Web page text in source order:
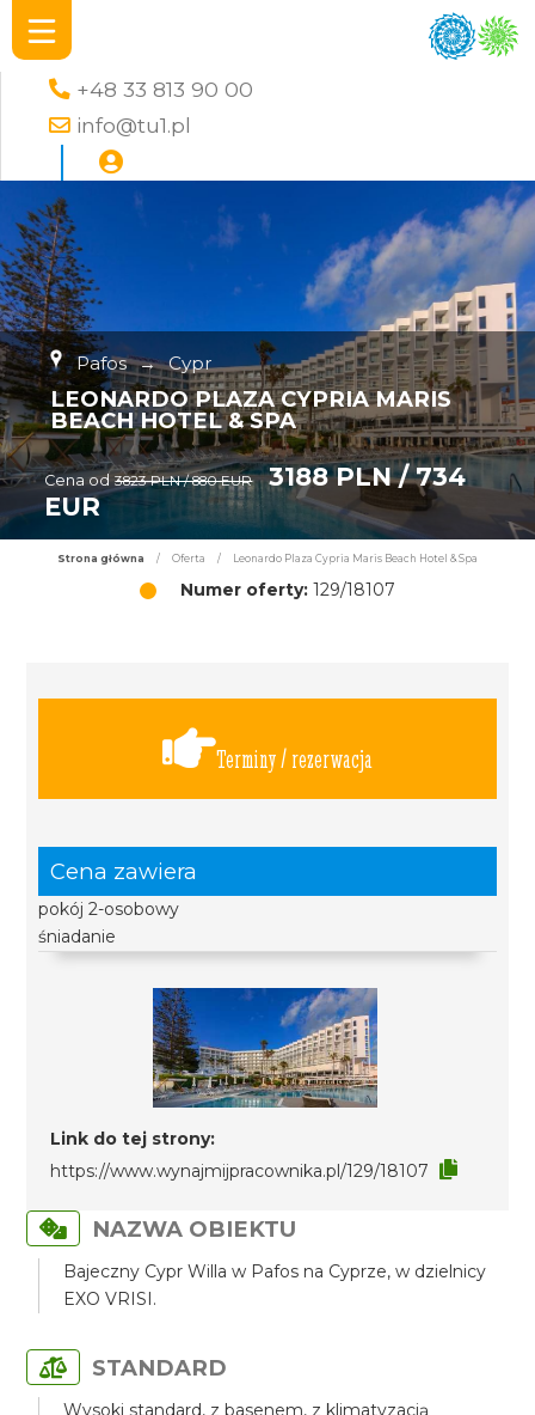
+48 33 813 90 00
info@tu1.pl
Pafos → Cypr
LEONARDO PLAZA CYPRIA MARIS
BEACH HOTEL & SPA
Cena od 3823 PLN / 880 EUR
3188 PLN / 734
EUR
Strona główna / Oferta / Leonardo Plaza Cypria Maris Beach Hotel & Spa
Numer oferty: 129/18107
Terminy / rezerwacja
Cena zawiera
pokój 2-osobowy
śniadanie
Link do tej strony:
https://www.wynajmijpracownika.pl/129/18107
NAZWA OBIEKTU
Bajeczny Cypr Willa w Pafos na Cyprze, w dzielnicy
EXO VRISI.
STANDARD
Wysoki standard, z basenem, z klimatyzacją